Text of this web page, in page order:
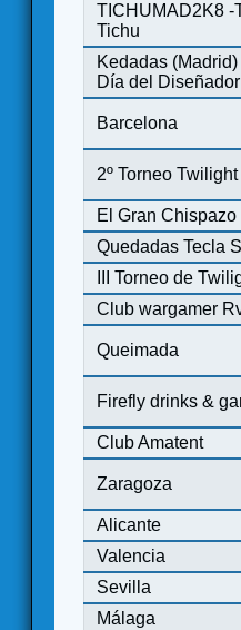
TICHUMAD2K8 -
Tichu
Kedadas
Día del Diseñador
Barcelona
2º Torneo
El Gran Chispazo
Quedadas Tecla
III Torneo de
Club wargamer
Queimada
Firefly drinks &
Club Amatent
Zaragoza
Alicante
Valencia
Sevilla
Málaga